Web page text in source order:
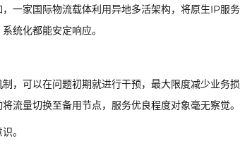
一家国际物流载体利用异地多活架构，将原生IP服
统化都能安定响应。
，可以在问题初期就进行干预，最大限度减少业务损
流量切换至备用节点，服务优良程度对象毫无察觉。
。